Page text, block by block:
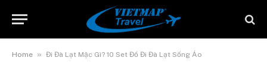
Home » Đi Đà Lạt Mặc Gì? 10 Set Đồ Đi Đà Lạt Sống Ảo